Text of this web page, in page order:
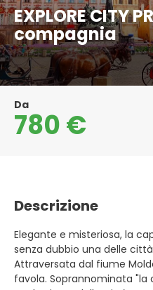
EXPLORE CITY
compagnia
Da
780 €
Descrizione
Elegante e misteriosa, la
senza dubbio una delle
Attraversata dal fiume
favola. Soprannominata